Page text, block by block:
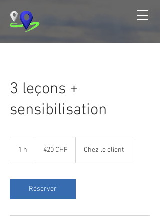
3 leçons +
sensibilisation
1 h
suisses
420 CHF Chez le client
Réserver